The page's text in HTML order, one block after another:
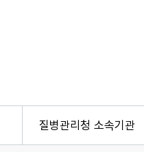
질병관리청 소속기관